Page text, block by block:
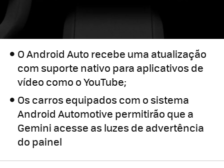
O Android Auto recebe uma atualização
com suporte nativo para aplicativos de
vídeo como o YouTube;
Os carros equipados com o sistema
Android Automotive permitirão que a
Gemini acesse as luzes de advertência
do painel